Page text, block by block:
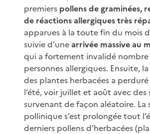
premiers pollens de graminées,
de réactions allergiques très
apparues à la toute fin du mois
suivie d’unearrivée massive au
qui a fortement invalidé
personnes allergiques. Ensuite,
des plantes herbacées a
l’été, voir juillet et août avec
survenant de façon aléatoire. La
pollinique s’est prolongée tout
derniers pollens d’herbacées